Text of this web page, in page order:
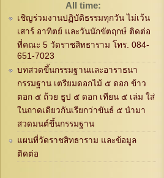
All time:
เชิญร่วมงานปฏิบัติธรรมทุกวัน ไม่เว้น
เสาร์ อาทิตย์ และวันนักขัตฤกษ์ ติดต่อ
ที่คณะ 5 วัดราชสิทธาราม โทร. 084-
651-7023
บทสวดขึ้นกรรมฐานและอาราธนา
กรรมฐาน เตรียมดอกไม้ ๕ ดอก ข้าว
ตอก ๕ ถ้วย ธูป ๕ ดอก เทียน ๕ เล่ม ใส่
ในถาดเดียวกันเรียกว่าขันธ์ ๕ นำมา
สวดมนต์ขึ้นกรรมฐาน
แผนที่วัดราชสิทธาราม และข้อมูล
ติดต่อ